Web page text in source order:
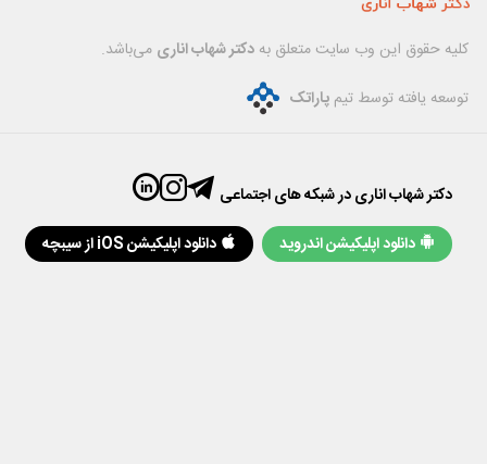
کليه حقوق اين وب سایت متعلق به دکتر شهاب اناری می‌باشد.
توسعه یافته توسط تیم پاراتک
دکتر شهاب اناری در شبکه های اجتماعی
دانلود اپلیکیشن اندروید
دانلود اپلیکیشن iOS از سیبچه